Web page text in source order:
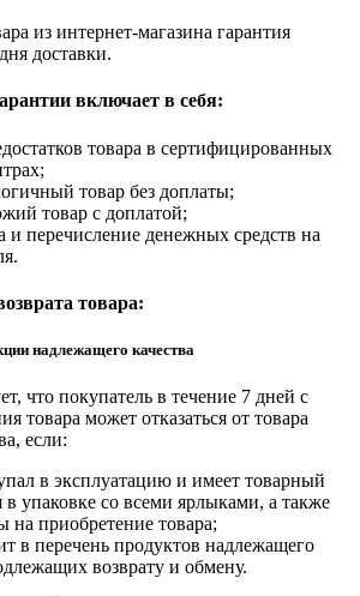
из интернет-магазина гарантия
доставки.
включает в себя:
товара в сертифицированных
товар без доплаты;
товар с доплатой;
и перечисление денежных средств на
товара:
надлежащего качества
что покупатель в течение 7 дней с
товара может отказаться от товара
если:
в эксплуатацию и имеет товарный
в упаковке со всеми ярлыками, а также
на приобретение товара;
в перечень продуктов надлежащего
возврату и обмену.